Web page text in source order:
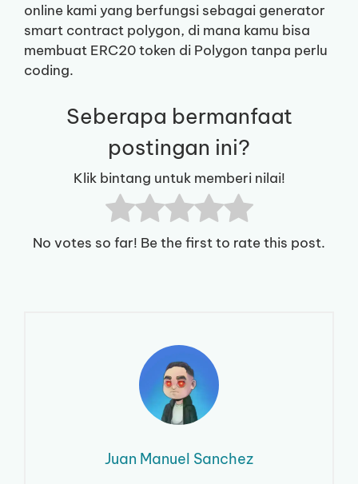
online kami yang berfungsi sebagai generator
smart contract polygon, di mana kamu bisa
membuat ERC20 token di Polygon tanpa perlu
coding.
Seberapa bermanfaat
postingan ini?
Klik bintang untuk memberi nilai!
No votes so far! Be the first to rate this post.
Juan Manuel Sanchez